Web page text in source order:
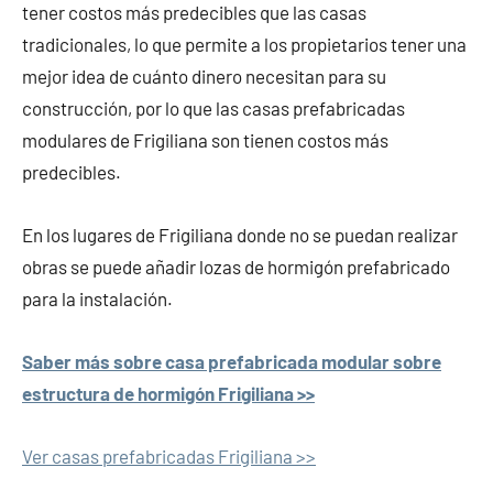
tener costos más predecibles que las casas
tradicionales, lo que permite a los propietarios tener una
mejor idea de cuánto dinero necesitan para su
construcción, por lo que las casas prefabricadas
modulares de Frigiliana son tienen costos más
predecibles.
En los lugares de Frigiliana donde no se puedan realizar
obras se puede añadir lozas de hormigón prefabricado
para la instalación.
Saber más sobre casa prefabricada modular sobre
estructura de hormigón Frigiliana >>
Ver casas prefabricadas Frigiliana >>